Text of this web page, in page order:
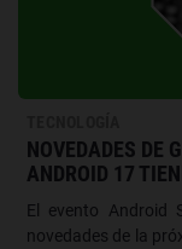
NOVEDADES DE
ANDROID 17
El evento Android
novedades de la